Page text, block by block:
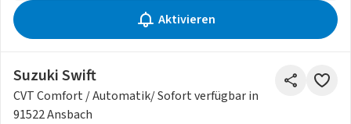
Aktivieren
Suzuki Swift
CVT Comfort / Automatik/ Sofort verfügbar in
91522 Ansbach